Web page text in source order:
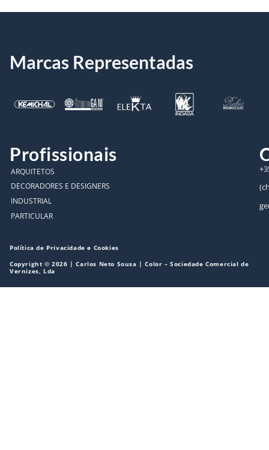
Marcas Representadas
Profissionais
ARQUITETOS
DECORADORES E DESIGNERS
INDUSTRIAL
PARTICULAR
Política de Privacidade e Cookies
Copyright © 2026 | Carlos Neto Sousa | Color – Sociedade Comercial de
Vernizes, Lda